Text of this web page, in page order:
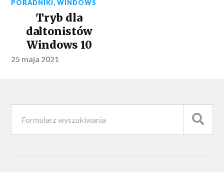
PORADNIKI,WINDOWS
Tryb dla
daltonistów
Windows 10
25 maja 2021